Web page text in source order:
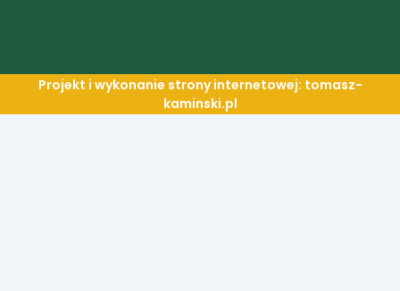
Projekt i wykonanie strony internetowej: tomasz-
kaminski.pl